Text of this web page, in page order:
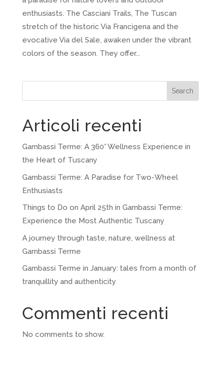
enthusiasts. The Casciani Trails, The Tuscan
stretch of the historic Via Francigena and the
evocative Via del Sale, awaken under the vibrant
colors of the season. They offer...
Search
Articoli recenti
Gambassi Terme: A 360° Wellness Experience in
the Heart of Tuscany
Gambassi Terme: A Paradise for Two-Wheel
Enthusiasts
Things to Do on April 25th in Gambassi Terme:
Experience the Most Authentic Tuscany
A journey through taste, nature, wellness at
Gambassi Terme
Gambassi Terme in January: tales from a month of
tranquillity and authenticity
Commenti recenti
No comments to show.